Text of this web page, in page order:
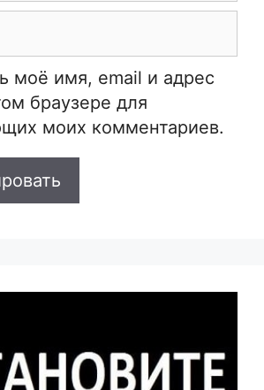
моё имя, email и адрес
браузере для
моих комментариев.